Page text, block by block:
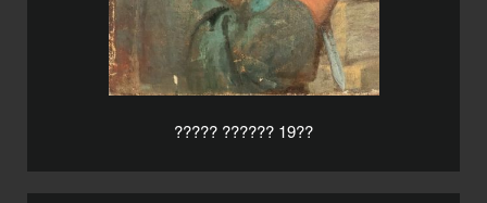
????? ?????? 19??